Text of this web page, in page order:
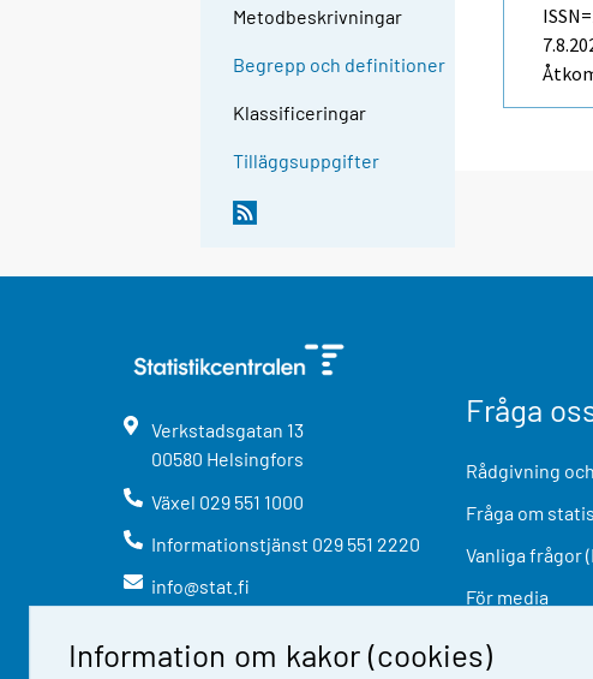
Information om kakor (cookies)
Metodbeskrivningar
Begrepp och definitioner
Klassificeringar
Tilläggsuppgifter
Verkstadsgatan 13
00580 Helsingfors
Växel 029 551 1000
Informationstjänst 029 551 2220
info@stat.fi
Fråga
Rådgivning
Fråga om
Vanliga frågor
För media